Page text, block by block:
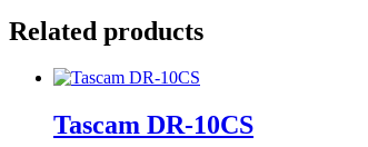
Related products
Tascam DR-10CS